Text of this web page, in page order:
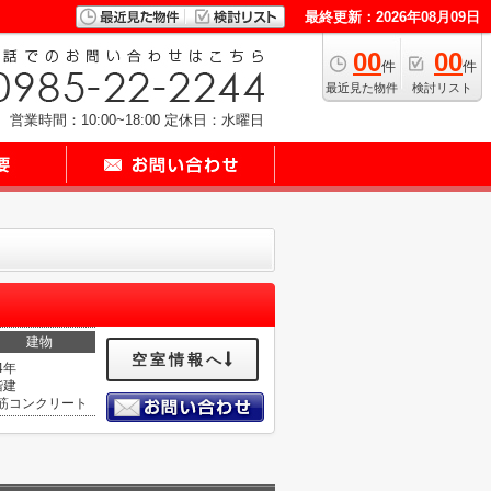
最終更新：2026年08月09日
00件
最近見た物件
00件
検討リスト
営業時間：10:00~18:00 定休日：水曜日
建物
年
建
コンクリート
空室情報へ